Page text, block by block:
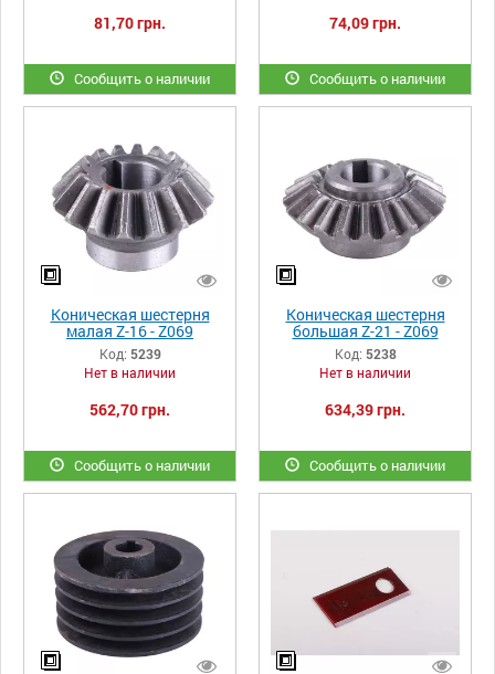
81,70 грн.
Сообщить о наличии
74,09 грн.
Сообщить о наличии
Коническая шестерня
малая Z-16 - Z069
Код: 5239
Нет в наличии
562,70 грн.
Сообщить о наличии
Коническая шестерня
большая Z-21 - Z069
Код: 5238
Нет в наличии
634,39 грн.
Сообщить о наличии